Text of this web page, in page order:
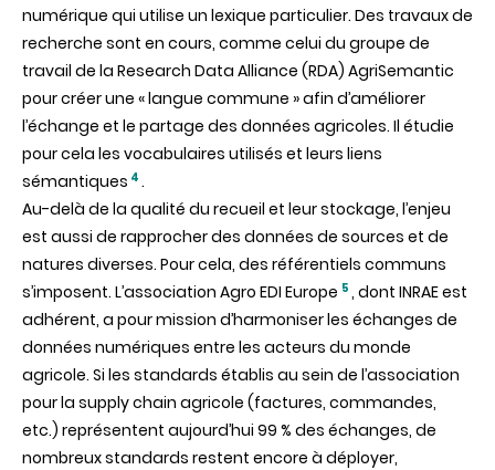
numérique qui utilise un lexique particulier. Des travaux de
recherche sont en cours, comme celui du groupe de
travail de la Research Data Alliance (RDA) AgriSemantic
pour créer une « langue commune » afin d’améliorer
l’échange et le partage des données agricoles. Il étudie
pour cela les vocabulaires utilisés et leurs liens
sémantiques 4 .
Au-delà de la qualité du recueil et leur stockage, l’enjeu
est aussi de rapprocher des données de sources et de
natures diverses. Pour cela, des référentiels communs
s’imposent. L’association Agro EDI Europe 5 , dont INRAE est
adhérent, a pour mission d’harmoniser les échanges de
données numériques entre les acteurs du monde
agricole. Si les standards établis au sein de l’association
pour la supply chain agricole (factures, commandes,
etc.) représentent aujourd’hui 99 % des échanges, de
nombreux standards restent encore à déployer,